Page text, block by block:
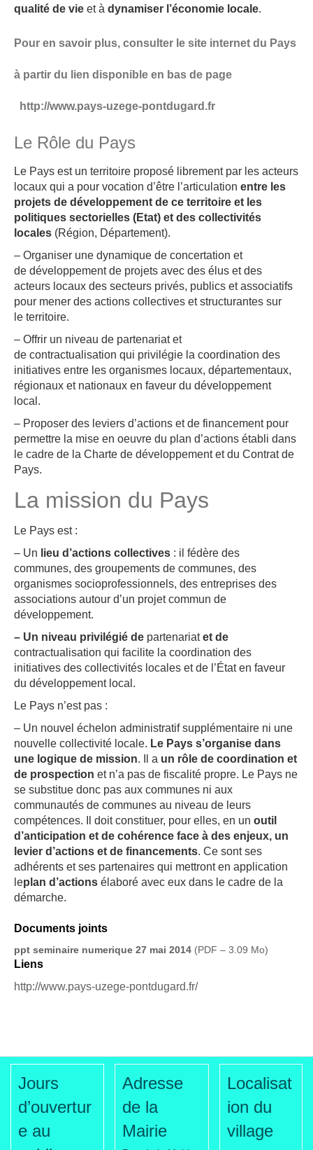
qualité de vie et à dynamiser l’économie locale.
Pour en savoir plus, consulter le site internet du Pays
à partir du lien disponible en bas de page
http://www.pays-uzege-pontdugard.fr
Le Rôle du Pays
Le Pays est un territoire proposé librement par les acteurs
locaux qui a pour vocation d’être l’articulation entre les
projets de développement de ce territoire et les
politiques sectorielles (Etat) et des collectivités
locales (Région, Département).
– Organiser une dynamique de concertation et
de développement de projets avec des élus et des
acteurs locaux des secteurs privés, publics et associatifs
pour mener des actions collectives et structurantes sur
le territoire.
– Offrir un niveau de partenariat et
de contractualisation qui privilégie la coordination des
initiatives entre les organismes locaux, départementaux,
régionaux et nationaux en faveur du développement
local.
– Proposer des leviers d’actions et de financement pour
permettre la mise en oeuvre du plan d’actions établi dans
le cadre de la Charte de développement et du Contrat de
Pays.
La mission du Pays
Le Pays est :
– Un lieu d’actions collectives : il fédère des
communes, des groupements de communes, des
organismes socioprofessionnels, des entreprises des
associations autour d’un projet commun de
développement.
– Un niveau privilégié de partenariatet de
contractualisation qui facilite la coordination des
initiatives des collectivités locales et de l’État en faveur
du développement local.
Le Pays n’est pas :
– Un nouvel échelon administratif supplémentaire ni une
nouvelle collectivité locale. Le Pays s’organise dans
une logique de mission. Il a un rôle de coordination et
de prospection et n’a pas de fiscalité propre. Le Pays ne
se substitue donc pas aux communes ni aux
communautés de communes au niveau de leurs
compétences. Il doit constituer, pour elles, en un outil
d’anticipation et de cohérence face à des enjeux, un
levier d’actions et de financements. Ce sont ses
adhérents et ses partenaires qui mettront en application
leplan d’actions élaboré avec eux dans le cadre de la
démarche.
Documents joints
ppt seminaire numerique 27 mai 2014 (PDF – 3.09 Mo)
Liens
http://www.pays-uzege-pontdugard.fr/
Jours
d’ouvertur
e au
Adresse
de la
Mairie
Localisat
ion du
village